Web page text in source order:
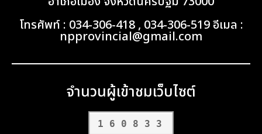
โทรศัพท์ : 034-306-418 , 034-306-519 อีเมล :
npprovincial@gmail.com
จำนวนผู้เข้าชมเว็บไซต์
160833